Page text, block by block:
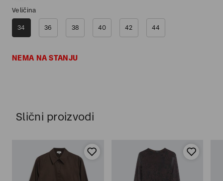
Veličina
34 36 38 40 42 44
NEMA NA STANJU
Slični proizvodi